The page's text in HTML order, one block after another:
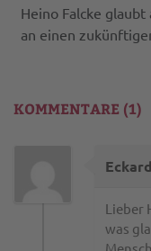
Heino Falcke
an einen
KOMMENTARE (1)
Lieber
was